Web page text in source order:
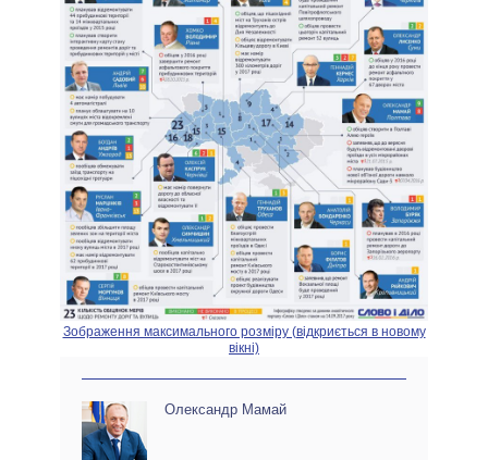
Зображення максимального розміру (відкриється в новому
вікні)
Олександр Мамай